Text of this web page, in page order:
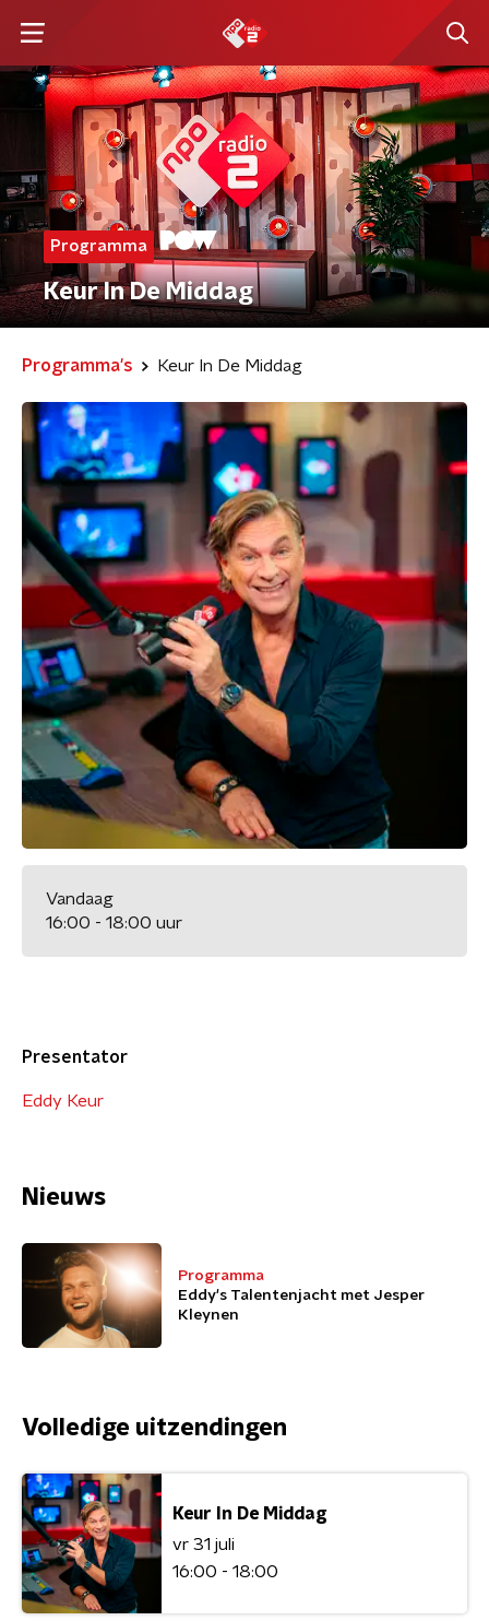
Programma
Keur In De Middag
Programma's Keur In De Middag
Vandaag
16:00 - 18:00 uur
Presentator
Eddy Keur
Nieuws
Programma
Eddy's Talentenjacht met Jesper
Kleynen
Volledige uitzendingen
Keur In De Middag
vr 31 juli
16:00 - 18:00